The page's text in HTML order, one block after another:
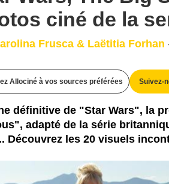
ciné de la
Frusca & Laëtitia Forhan
Allociné à vos sources préférées Suivez-
définitive de "Star Wars", la
adapté de la série
Découvrez les 20 visuels